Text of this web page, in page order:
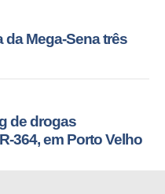
da Mega-Sena três
de drogas
364, em Porto Velho